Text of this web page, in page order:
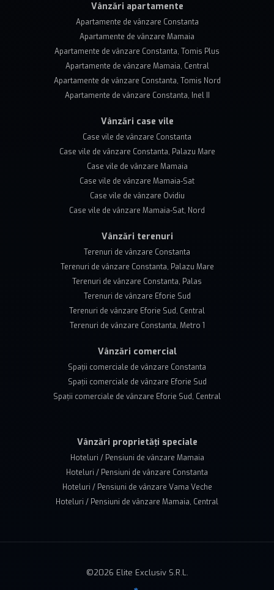
Vânzări apartamente
Apartamente de vânzare Constanta
Apartamente de vânzare Mamaia
Apartamente de vânzare Constanta, Tomis Plus
Apartamente de vânzare Mamaia, Central
Apartamente de vânzare Constanta, Tomis Nord
Apartamente de vânzare Constanta, Inel II
Vânzări case vile
Case vile de vânzare Constanta
Case vile de vânzare Constanta, Palazu Mare
Case vile de vânzare Mamaia
Case vile de vânzare Mamaia-Sat
Case vile de vânzare Ovidiu
Case vile de vânzare Mamaia-Sat, Nord
Vânzări terenuri
Terenuri de vânzare Constanta
Terenuri de vânzare Constanta, Palazu Mare
Terenuri de vânzare Constanta, Palas
Terenuri de vânzare Eforie Sud
Terenuri de vânzare Eforie Sud, Central
Terenuri de vânzare Constanta, Metro 1
Vânzări comercial
Spații comerciale de vânzare Constanta
Spații comerciale de vânzare Eforie Sud
Spații comerciale de vânzare Eforie Sud, Central
Vânzări proprietăți speciale
Hoteluri / Pensiuni de vânzare Mamaia
Hoteluri / Pensiuni de vânzare Constanta
Hoteluri / Pensiuni de vânzare Vama Veche
Hoteluri / Pensiuni de vânzare Mamaia, Central
©2026 Elite Exclusiv S.R.L.